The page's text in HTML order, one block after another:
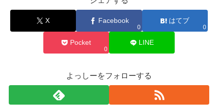
X Facebook
0
はてブ
0
Pocket
0
LINE
よっしーをフォローする